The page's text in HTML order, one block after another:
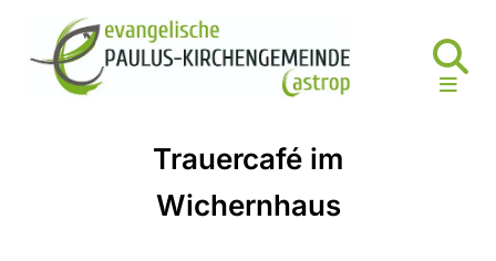
Trauercafé im
Wichernhaus